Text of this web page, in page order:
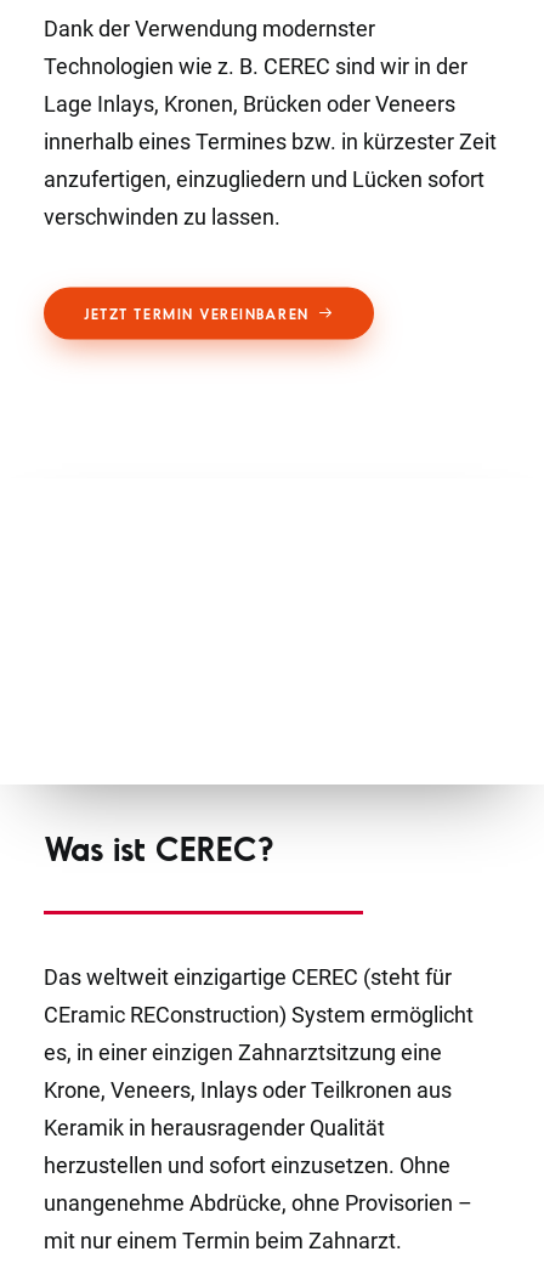
Dank der Verwendung modernster
Technologien wie z. B. CEREC sind wir in der
Lage Inlays, Kronen, Brücken oder Veneers
innerhalb eines Termines bzw. in kürzester Zeit
anzufertigen, einzugliedern und Lücken sofort
verschwinden zu lassen.
JETZT TERMIN VEREINBAREN
Was ist CEREC?
Das weltweit einzigartige CEREC (steht für
CEramic REConstruction) System ermöglicht
es, in einer einzigen Zahnarztsitzung eine
Krone, Veneers, Inlays oder Teilkronen aus
Keramik in herausragender Qualität
herzustellen und sofort einzusetzen. Ohne
unangenehme Abdrücke, ohne Provisorien –
mit nur einem Termin beim Zahnarzt.